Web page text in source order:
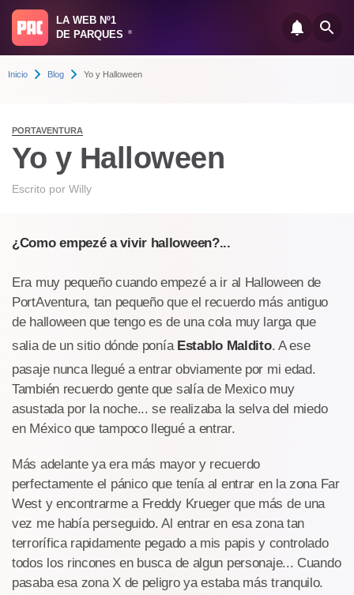
LA WEB Nº1
DE PARQUES
®
Inicio Blog Yo y Halloween
PORTAVENTURA
Yo y Halloween
Escrito por Willy
¿Como empezé a vivir halloween?...
Era muy pequeño cuando empezé a ir al Halloween de
PortAventura, tan pequeño que el recuerdo más antiguo
de halloween que tengo es de una cola muy larga que
salia de un sitio dónde ponía Establo Maldito. A ese
pasaje nunca llegué a entrar obviamente por mi edad.
También recuerdo gente que salía de Mexico muy
asustada por la noche... se realizaba la selva del miedo
en México que tampoco llegué a entrar.
Más adelante ya era más mayor y recuerdo
perfectamente el pánico que tenía al entrar en la zona Far
West y encontrarme a Freddy Krueger que más de una
vez me había perseguido. Al entrar en esa zona tan
terrorífica rapidamente pegado a mis papis y controlado
todos los rincones en busca de algun personaje... Cuando
pasaba esa zona X de peligro ya estaba más tranquilo.